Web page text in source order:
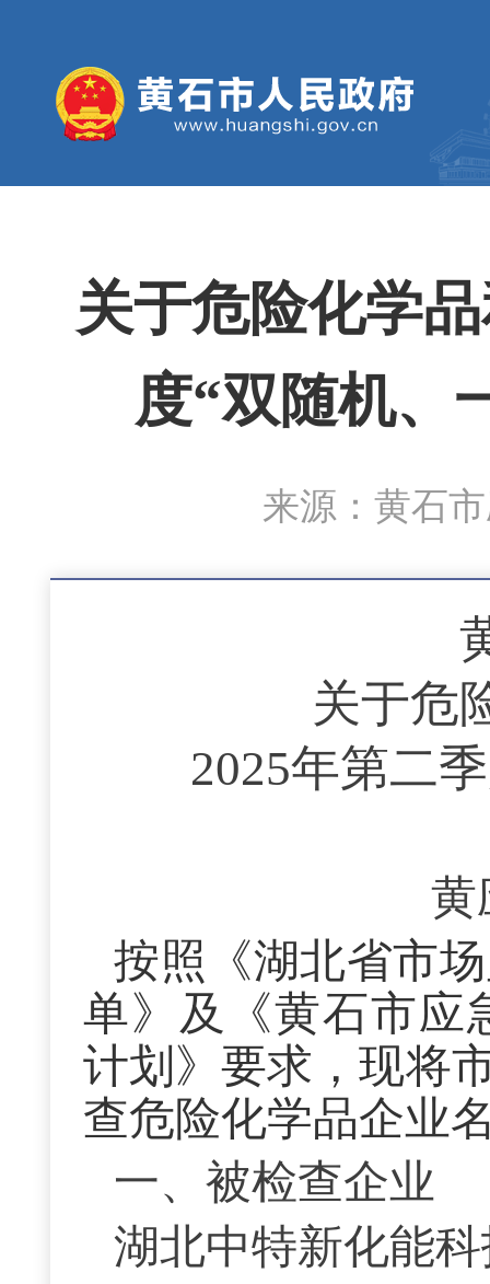
关于危险化学
度“双随机、
来源：黄石
关于危
2025年第二
黄
按照《湖北省市
单》及《黄石市应
计划》要求，现将
查危险化学品企业
一、被检查企业
湖北中特新化能